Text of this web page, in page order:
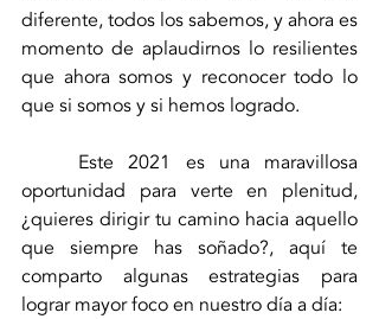
diferente, todos los sabemos, y ahora es
momento de aplaudirnos lo resilientes
que ahora somos y reconocer todo lo
que si somos y si hemos logrado.
oportunidad para verte en plenitud,
¿quieres dirigir tu camino hacia aquello
que siempre has soñado?, aquí te
comparto algunas estrategias para
lograr mayor foco en nuestro día a día: